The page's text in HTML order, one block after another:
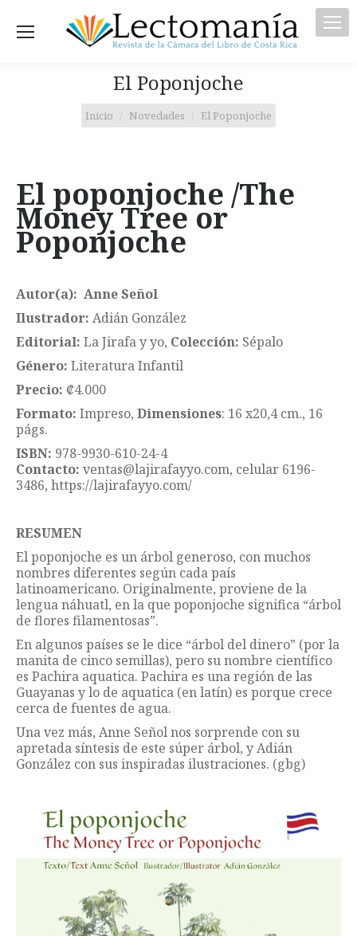
El Poponjoche
Estás aquí:
Inicio Novedades El Poponjoche
El poponjoche /The
Money Tree or
Poponjoche
Autor(a): Anne Señol
Ilustrador: Adián González
Editorial: La Jirafa y yo, Colección: Sépalo
Género: Literatura Infantil
Precio: ₡4.000
Formato: Impreso, Dimensiones: 16 x20,4 cm., 16
págs.
ISBN: 978-9930-610-24-4
Contacto: ventas@lajirafayyo.com, celular 6196-
3486, https://lajirafayyo.com/
RESUMEN
El poponjoche es un árbol generoso, con muchos
nombres diferentes según cada país
latinoamericano. Originalmente, proviene de la
lengua náhuatl, en la que poponjoche significa “árbol
de flores filamentosas”.
En algunos países se le dice “árbol del dinero” (por la
manita de cinco semillas), pero su nombre científico
es Pachira aquatica. Pachira es una región de las
Guayanas y lo de aquatica (en latín) es porque crece
cerca de fuentes de agua.
Una vez más, Anne Señol nos sorprende con su
apretada síntesis de este súper árbol, y Adián
González con sus inspiradas ilustraciones. (gbg)